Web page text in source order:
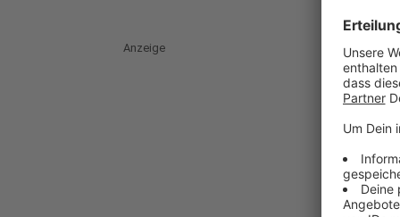
Anzeige